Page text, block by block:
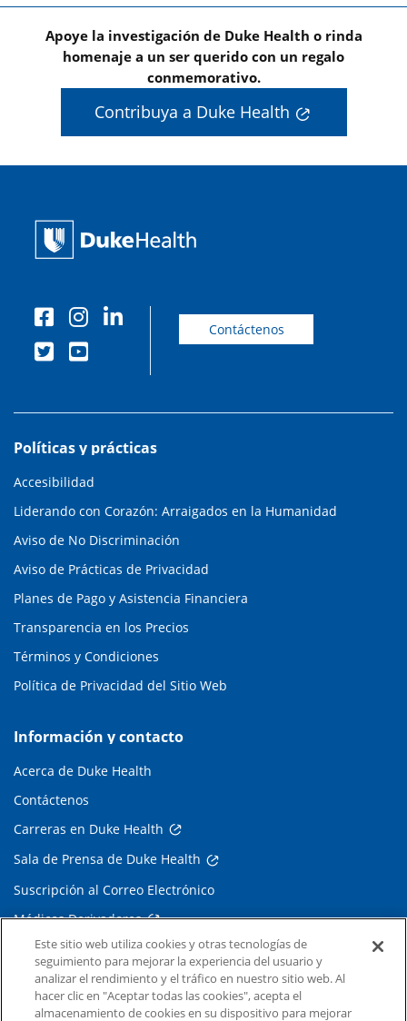
Apoye la investigación de Duke Health o rinda
homenaje a un ser querido con un regalo
conmemorativo.
Contribuya a Duke Health
Contáctenos
Políticas y prácticas
Accesibilidad
Liderando con Corazón: Arraigados en la Humanidad
Aviso de No Discriminación
Aviso de Prácticas de Privacidad
Planes de Pago y Asistencia Financiera
Transparencia en los Precios
Términos y Condiciones
Política de Privacidad del Sitio Web
Información y contacto
Acerca de Duke Health
Contáctenos
Carreras en Duke Health
Sala de Prensa de Duke Health
Suscripción al Correo Electrónico
Médicos Derivadores
Enlaces relacionados
Duke Cancer Institute
Este sitio web utiliza cookies y otras tecnologías de
seguimiento para mejorar la experiencia del usuario y
analizar el rendimiento y el tráfico en nuestro sitio web. Al
hacer clic en "Aceptar todas las cookies", acepta el
almacenamiento de cookies en su dispositivo para mejorar